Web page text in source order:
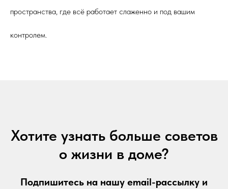
пространства, где всё работает слаженно и под вашим
контролем.
Хотите узнать больше советов
о жизни в доме?
Подпишитесь на нашу email-рассылку и